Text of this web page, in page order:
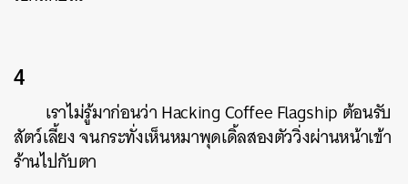
4
เราไม่รู้มาก่อนว่า Hacking Coffee Flagship ต้อนรับ
สัตว์เลี้ยง จนกระทั่งเห็นหมาพุดเดิ้ลสองตัววิ่งผ่านหน้าเข้า
ร้านไปกับตา